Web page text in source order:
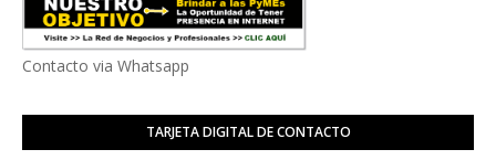
Contacto via Whatsapp
TARJETA DIGITAL DE CONTACTO